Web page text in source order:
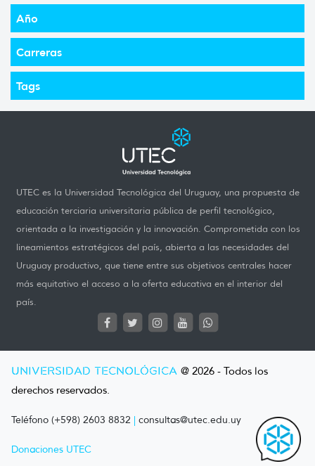
Año
Carreras
Tags
UTEC es la Universidad Tecnológica del Uruguay, una propuesta de
educación terciaria universitaria pública de perfil tecnológico,
orientada a la investigación y la innovación. Comprometida con los
lineamientos estratégicos del país, abierta a las necesidades del
Uruguay productivo, que tiene entre sus objetivos centrales hacer
más equitativo el acceso a la oferta educativa en el interior del
país.
UNIVERSIDAD TECNOLÓGICA @ 2026 - Todos los
derechos reservados.
Teléfono (+598) 2603 8832 | consultas@utec.edu.uy
Donaciones UTEC